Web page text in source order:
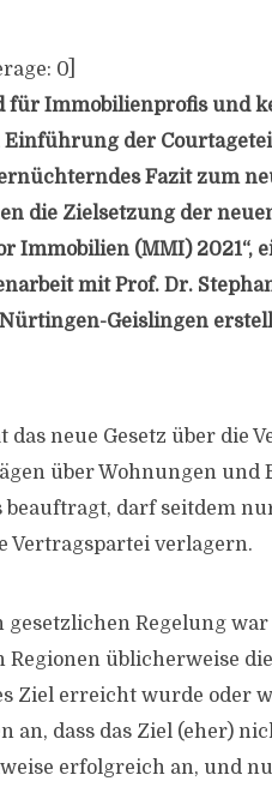
0
für Immobilienprofis und
Einführung der
Fazit zum
die Zielsetzung der
Immobilien (MMI) 2021“,
mit Prof. Dr.
Geislingen
das neue Gesetz über die
über Wohnungen und
darf seitdem
Vertragspartei verlagern.
gesetzlichen Regelung
Regionen üblicherweise
Ziel erreicht wurde oder
an, dass das Ziel (eher)
erfolgreich an, und